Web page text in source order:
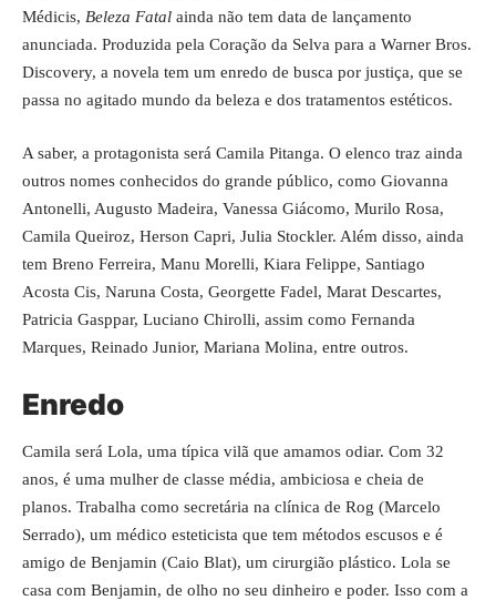
Médicis, Beleza Fatal ainda não tem data de lançamento
anunciada. Produzida pela Coração da Selva para a Warner Bros.
Discovery, a novela tem um enredo de busca por justiça, que se
passa no agitado mundo da beleza e dos tratamentos estéticos.
A saber, a protagonista será Camila Pitanga. O elenco traz ainda
outros nomes conhecidos do grande público, como Giovanna
Antonelli, Augusto Madeira, Vanessa Giácomo, Murilo Rosa,
Camila Queiroz, Herson Capri, Julia Stockler. Além disso, ainda
tem Breno Ferreira, Manu Morelli, Kiara Felippe, Santiago
Acosta Cis, Naruna Costa, Georgette Fadel, Marat Descartes,
Patricia Gasppar, Luciano Chirolli, assim como Fernanda
Marques, Reinado Junior, Mariana Molina, entre outros.
Enredo
Camila será Lola, uma típica vilã que amamos odiar. Com 32
anos, é uma mulher de classe média, ambiciosa e cheia de
planos. Trabalha como secretária na clínica de Rog (Marcelo
Serrado), um médico esteticista que tem métodos escusos e é
amigo de Benjamin (Caio Blat), um cirurgião plástico. Lola se
casa com Benjamin, de olho no seu dinheiro e poder. Isso com a